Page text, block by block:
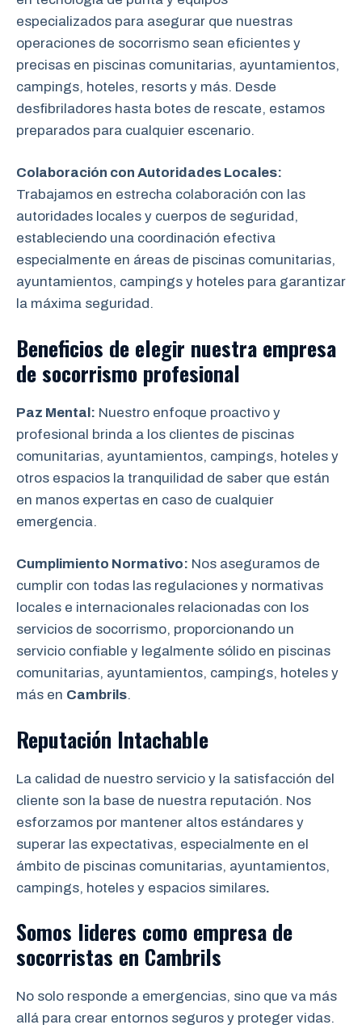
especializados para asegurar que nuestras
operaciones de socorrismo sean eficientes y
precisas en piscinas comunitarias, ayuntamientos,
campings, hoteles, resorts y más. Desde
desfibriladores hasta botes de rescate, estamos
preparados para cualquier escenario.
Colaboración con Autoridades Locales:
Trabajamos en estrecha colaboración con las
autoridades locales y cuerpos de seguridad,
estableciendo una coordinación efectiva
especialmente en áreas de piscinas comunitarias,
ayuntamientos, campings y hoteles para garantizar
la máxima seguridad.
Beneficios de elegir nuestra empresa
de socorrismo profesional
Paz Mental: Nuestro enfoque proactivo y
profesional brinda a los clientes de piscinas
comunitarias, ayuntamientos, campings, hoteles y
otros espacios la tranquilidad de saber que están
en manos expertas en caso de cualquier
emergencia.
Cumplimiento Normativo: Nos aseguramos de
cumplir con todas las regulaciones y normativas
locales e internacionales relacionadas con los
servicios de socorrismo, proporcionando un
servicio confiable y legalmente sólido en piscinas
comunitarias, ayuntamientos, campings, hoteles y
más en Cambrils.
Reputación Intachable
La calidad de nuestro servicio y la satisfacción del
cliente son la base de nuestra reputación. Nos
esforzamos por mantener altos estándares y
superar las expectativas, especialmente en el
ámbito de piscinas comunitarias, ayuntamientos,
campings, hoteles y espacios similares.
Somos lideres como empresa de
socorristas en Cambrils
No solo responde a emergencias, sino que va más
allá para crear entornos seguros y proteger vidas.